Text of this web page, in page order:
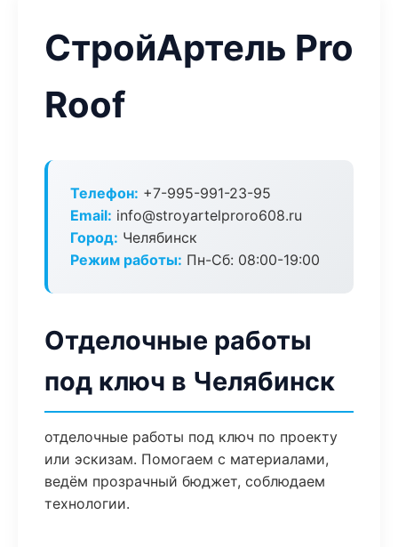
СтройАртель Pro
Roof
Телефон: +7-995-991-23-95
Email: info@stroyartelproro608.ru
Город: Челябинск
Режим работы: Пн-Сб: 08:00-19:00
Отделочные работы
под ключ в Челябинск
отделочные работы под ключ по проекту
или эскизам. Помогаем с материалами,
ведём прозрачный бюджет, соблюдаем
технологии.